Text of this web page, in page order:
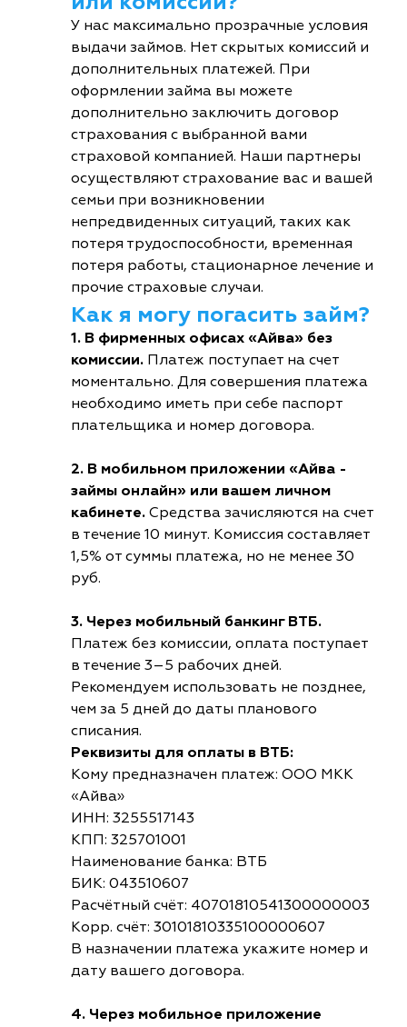
У нас максимально прозрачные условия
выдачи займов. Нет скрытых комиссий и
дополнительных платежей. При
оформлении займа вы можете
дополнительно заключить договор
страхования с выбранной вами
страховой компанией. Наши партнеры
осуществляют страхование вас и вашей
семьи при возникновении
непредвиденных ситуаций, таких как
потеря трудоспособности, временная
потеря работы, стационарное лечение и
прочие страховые случаи.
Как я могу погасить займ?
1. В фирменных офисах «Айва» без
комиссии. Платеж поступает на счет
моментально. Для совершения платежа
необходимо иметь при себе паспорт
плательщика и номер договора.
2. В мобильном приложении «Айва -
займы онлайн» или вашем личном
кабинете. Средства зачисляются на счет
в течение 10 минут. Комиссия составляет
1,5% от суммы платежа, но не менее 30
руб.
3. Через мобильный банкинг ВТБ.
Платеж без комиссии, оплата поступает
в течение 3–5 рабочих дней.
Рекомендуем использовать не позднее,
чем за 5 дней до даты планового
списания.
Реквизиты для оплаты в ВТБ:
Кому предназначен платеж: ООО МКК
«Айва»
ИНН: 3255517143
КПП: 325701001
Наименование банка: ВТБ
БИК: 043510607
Расчётный счёт: 40701810541300000003
Корр. счёт: 30101810335100000607
В назначении платежа укажите номер и
дату вашего договора.
4. Через мобильное приложение